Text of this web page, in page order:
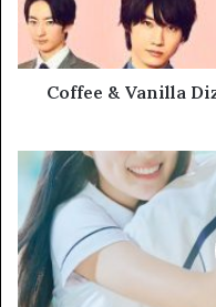
Coffee & Vanilla